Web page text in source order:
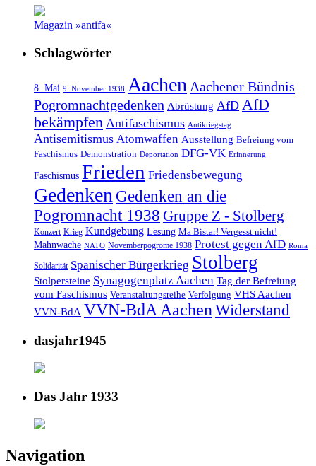
Magazin »antifa«
Schlagwörter
8. Mai 9. November 1938 Aachen Aachener Bündnis
Pogromnachtgedenken Abrüstung AfD AfD
bekämpfen Antifaschismus Antikriegstag
Antisemitismus Atomwaffen Ausstellung Befreiung vom
Faschismus Demonstration Deportation DFG-VK Erinnerung
Faschismus Frieden Friedensbewegung
Gedenken Gedenken an die
Pogromnacht 1938 Gruppe Z - Stolberg
Konzert Krieg Kundgebung Lesung Ma Bistar! Vergesst nicht!
Mahnwache NATO Novemberpogrome 1938 Protest gegen AfD Roma
Solidarität Spanischer Bürgerkrieg Stolberg
Stolpersteine Synagogenplatz Aachen Tag der Befreiung
vom Faschismus Veranstaltungsreihe Verfolgung VHS Aachen
VVN-BdA VVN-BdA AachenWiderstand
dasjahr1945
Das Jahr 1933
Navigation